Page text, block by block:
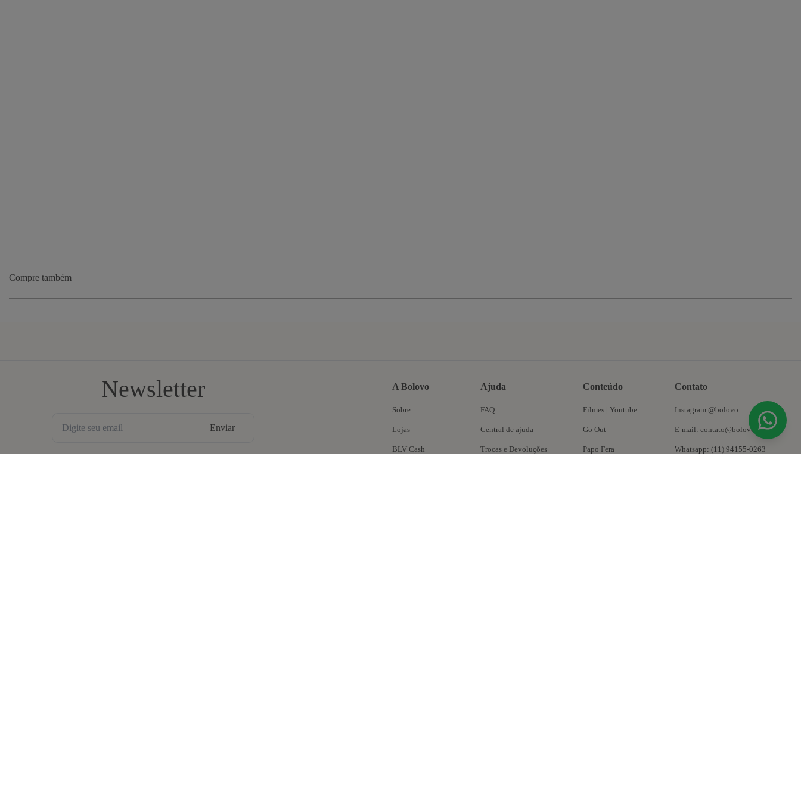
Compre também
Newsletter
Enviar
A Bolovo
Sobre
Lojas
BLV Cash
Ajuda
FAQ
Central de ajuda
Trocas e Devoluções
Conteúdo
Filmes | Youtube
Go Out
Papo Fera
Contato
Instagram @bolovo
E-mail: contato@bolovo.com.br
Whatsapp: (11) 94155-0263